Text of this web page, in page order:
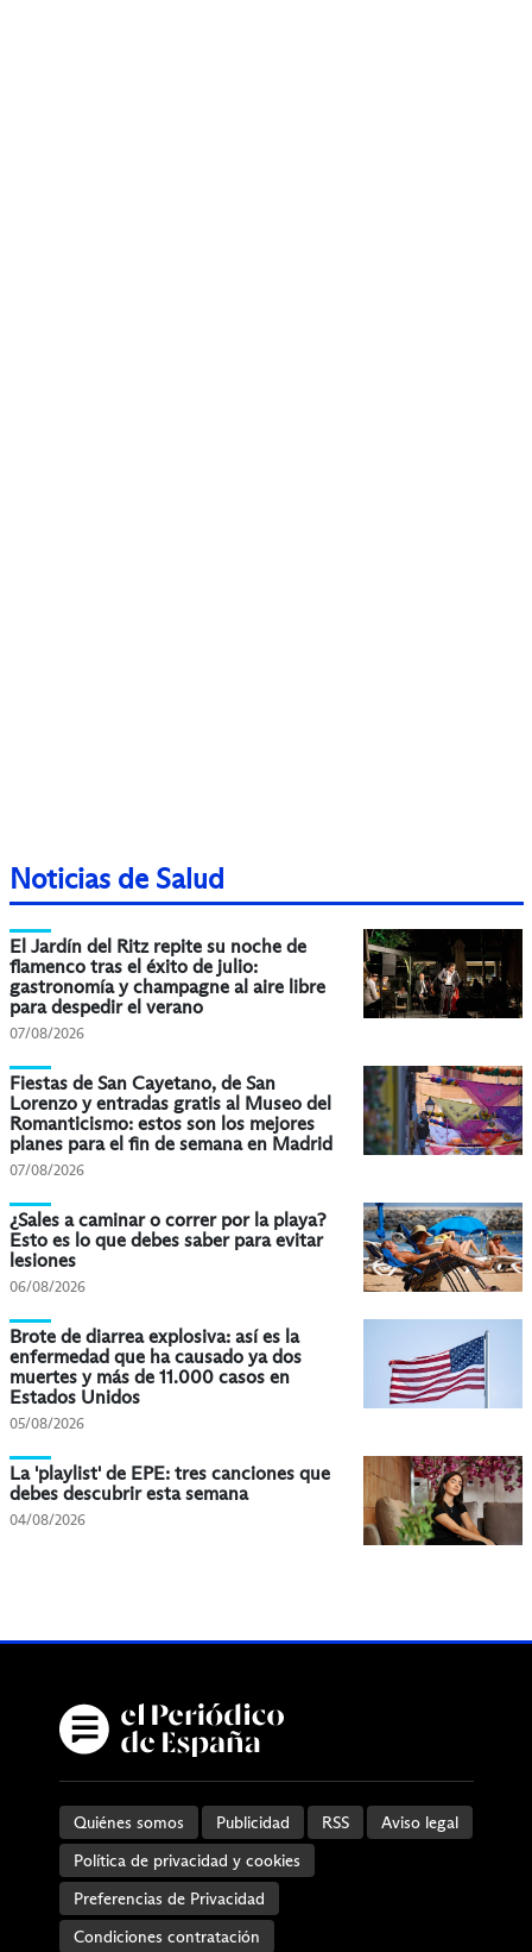
Noticias de Salud
El Jardín del Ritz repite su noche de
flamenco tras el éxito de julio:
gastronomía y champagne al aire libre
para despedir el verano
07/08/2026
Fiestas de San Cayetano, de San
Lorenzo y entradas gratis al Museo del
Romanticismo: estos son los mejores
planes para el fin de semana en Madrid
07/08/2026
¿Sales a caminar o correr por la playa?
Esto es lo que debes saber para evitar
lesiones
06/08/2026
Brote de diarrea explosiva: así es la
enfermedad que ha causado ya dos
muertes y más de 11.000 casos en
Estados Unidos
05/08/2026
La 'playlist' de EPE: tres canciones que
debes descubrir esta semana
04/08/2026
Quiénes somos Publicidad RSS
Aviso legal
Política de privacidad y cookies
Preferencias de Privacidad
Condiciones contratación